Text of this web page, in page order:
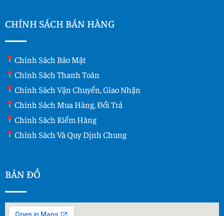
CHÍNH SÁCH BÁN HÀNG
Chính Sách Bảo Mật
Chính Sách Thanh Toán
Chính Sách Vận Chuyển, Giao Nhận
Chính Sách Mua Hàng, Đổi Trả
Chính Sách Kiểm Hàng
Chính Sách Và Quy Dịnh Chung
BẢN ĐỒ